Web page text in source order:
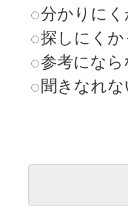
分かりにく
探しにくか
参考にな
聞きなれ